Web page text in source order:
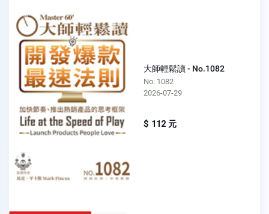
大師輕鬆讀 - No.1082
No. 1082
2026-07-29
$ 112 元